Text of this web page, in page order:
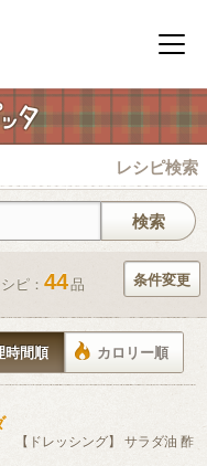
メニ
レシピ検索
ピ： 44品 条件変更
時間順 カロリー順
【ドレッシング】 サラダ油 酢